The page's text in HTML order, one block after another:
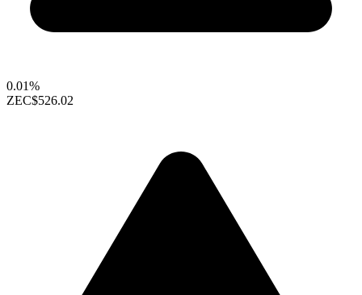
0.01%
ZEC$526.02